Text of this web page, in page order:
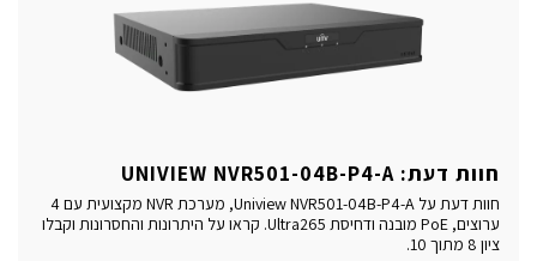
חוות דעת: UNIVIEW NVR501-04B-P4-A
חוות דעת על Uniview NVR501-04B-P4-A, מערכת NVR מקצועית עם 4
ערוצים, PoE מובנה ודחיסת Ultra265. קראו על היתרונות והחסרונות וקבלו
ציון 8 מתוך 10.